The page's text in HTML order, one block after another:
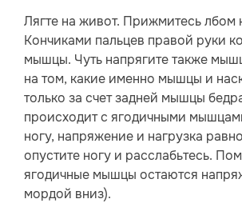
Лягте на живот. Прижмитесь лбом
Кончиками пальцев правой руки
мышцы. Чуть напрягите также
на том, какие именно мышцы и
только за счет задней мышцы
происходит с ягодичными
ногу, напряжение и нагрузка
опустите ногу и расслабьтесь.
ягодичные мышцы остаются
мордой вниз).